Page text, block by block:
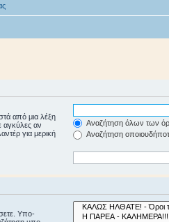
από μια λέξη
αγκύλες αν
για μερική
Αναζήτηση όλων των
Αναζήτηση
Υπο-